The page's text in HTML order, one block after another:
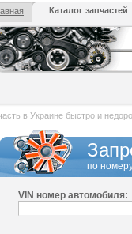
Каталог запчастей
в Украине быстро и
по
VIN номер автомобиля: